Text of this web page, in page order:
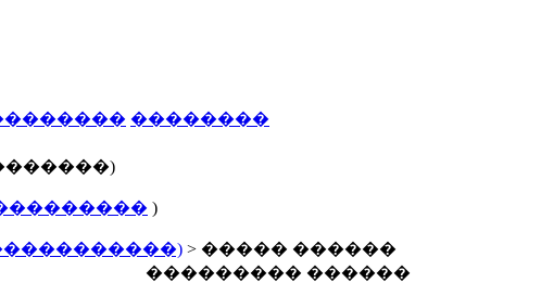
��������
)
> ����� ������
��������� ������